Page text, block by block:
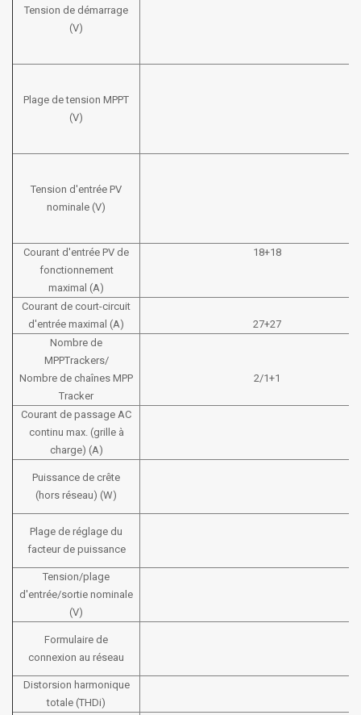
Tension de démarrage
(V)
Plage de tension MPPT
(V)
Tension d'entrée PV
nominale (V)
Courant d'entrée PV de
fonctionnement
maximal (A)
18+18
Courant de court-circuit
d'entrée maximal (A)
27+27
Nombre de
MPPTrackers/
Nombre de chaînes MPP
Tracker
2/1+1
Courant de passage AC
continu max. (grille à
charge) (A)
Puissance de crête
(hors réseau) (W)
Plage de réglage du
facteur de puissance
Tension/plage
d'entrée/sortie nominale
(V)
Formulaire de
connexion au réseau
Distorsion harmonique
totale (THDi)